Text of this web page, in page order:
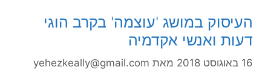
העיסוק במושג 'עוצמה' בקרב הוגי
דעות ואנשי אקדמיה
16 באוגוסט 2018 מאת yehezkeally@gmail.com